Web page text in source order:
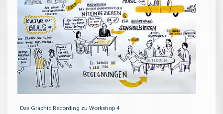
Das Graphic Recording zu Workshop 4